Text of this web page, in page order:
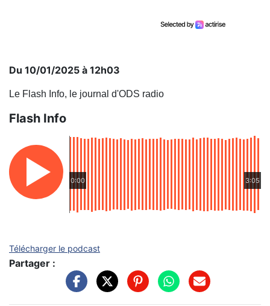
Du 10/01/2025 à 12h03
Le Flash Info, le journal d'ODS radio
Flash Info
0:00 3:05
Télécharger le podcast
Partager :